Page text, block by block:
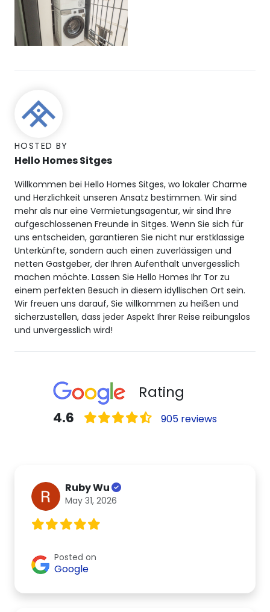
HOSTED BY
Hello Homes Sitges
Willkommen bei Hello Homes Sitges, wo lokaler Charme
und Herzlichkeit unseren Ansatz bestimmen. Wir sind
mehr als nur eine Vermietungsagentur, wir sind Ihre
aufgeschlossenen Freunde in Sitges. Wenn Sie sich für
uns entscheiden, garantieren Sie nicht nur erstklassige
Unterkünfte, sondern auch einen zuverlässigen und
netten Gastgeber, der Ihren Aufenthalt unvergesslich
machen möchte. Lassen Sie Hello Homes Ihr Tor zu
einem perfekten Besuch in diesem idyllischen Ort sein.
Wir freuen uns darauf, Sie willkommen zu heißen und
sicherzustellen, dass jeder Aspekt Ihrer Reise reibungslos
und unvergesslich wird!
Rating
4.6 905 reviews
Ruby Wu
May 31, 2026
Posted on
Google